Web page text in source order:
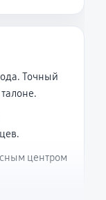
Точный
центром